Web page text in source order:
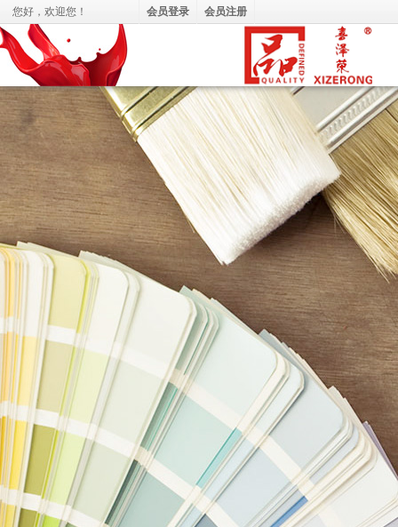
您好， 欢迎您！ 会员登录 会员注册